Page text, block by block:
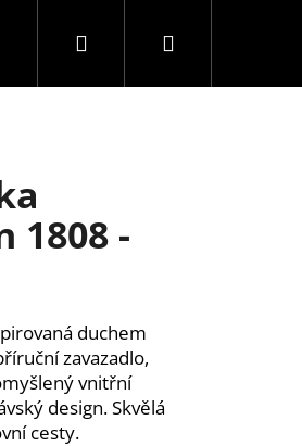
o nohy F3 kolekce
Hledat PřihlášeníNákupní
1808 -
duchem
zavazadlo,
vnitřní
design. Skvělá
cesty.